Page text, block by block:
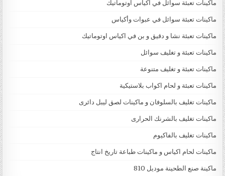
ماكينات تعبئة سوائل في اكياس اوتوماتيك
ماكينات تعبئة سوائل في عبوات وأكياس
ماكينات تعبئة نشا و دقيق و بن في اكياس اوتوماتيك
ماكينات تعبئة و تغليف سوائل
ماكينات تعبئة و تغليف متنوعة
ماكينات تعبئة و لحام اكواب بلاستيكية
ماكينات تغليف بالسلوفان و ماكينات لصق ليبل دائرى
ماكينات تغليف بالشرنك الحرارى
ماكينات تغليف بالفاكيوم
ماكينات لحام اكياس و ماكينات طباعة تاريخ انتاج
ماكينة صنع الطحينة موديل 810